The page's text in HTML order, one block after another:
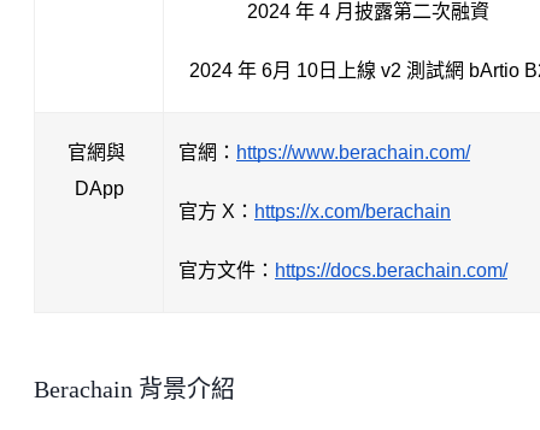
2024 年 4 月披露第二次融資
2024 年 6月 10日上線 v2 測試網 bArtio
官網與
DApp
官網： https://www.berachain.com/
官方 X： https://x.com/berachain
官方文件： https://docs.berachain.com/
Berachain 背景介紹